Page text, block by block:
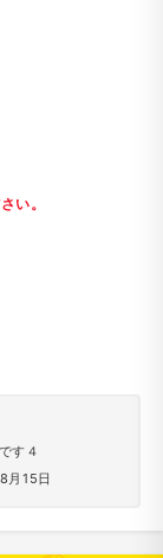
い。
す４
月15日